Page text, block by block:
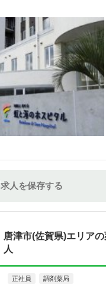
求人を保存する
唐津市(佐賀県)エリア
人
正社員 調剤薬局